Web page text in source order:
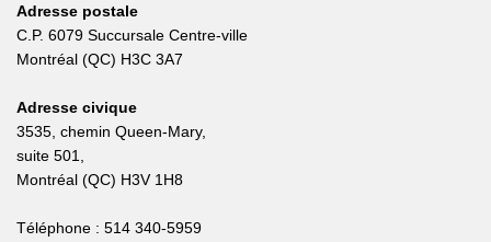
Adresse postale
C.P. 6079 Succursale Centre-ville
Montréal (QC) H3C 3A7
Adresse civique
3535, chemin Queen-Mary,
suite 501,
Montréal (QC) H3V 1H8
Téléphone : 514 340-5959